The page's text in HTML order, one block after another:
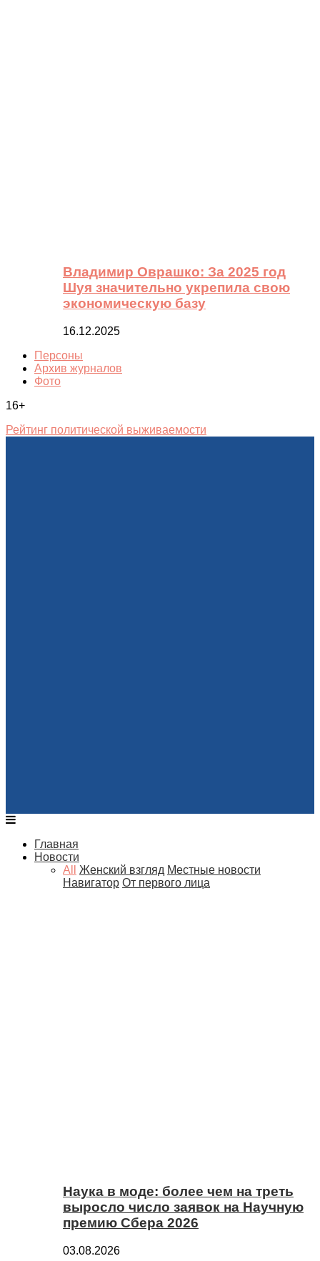
Владимир Оврашко: За 2025 год
Шуя значительно укрепила свою
экономическую базу
16.12.2025
Персоны
Архив журналов
Фото
16+
Рейтинг политической выживаемости
Главная
Новости
All
Женский взгляд Местные новости
Навигатор От первого лица
Наука в моде: более чем на треть
выросло число заявок на Научную
премию Сбера 2026
03.08.2026